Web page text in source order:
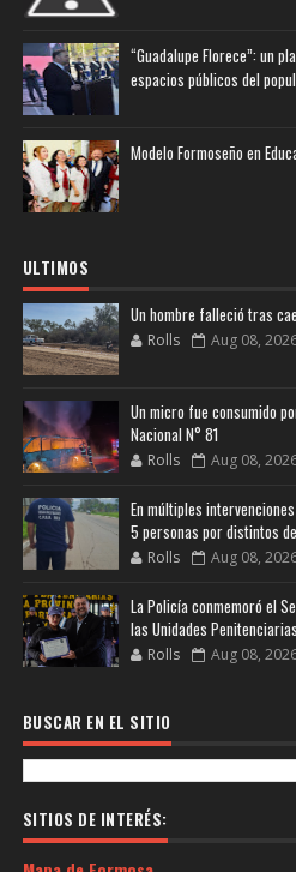
“Guadalupe Florece”: un
espacios públicos del
Modelo Formoseño en
ULTIMOS
Un hombre falleció tras
Rolls Aug 08,
Un micro fue consumido
Nacional N° 81
Rolls Aug 08,
En múltiples
5 personas por distintos
Rolls Aug 08,
La Policía conmemoró el
las Unidades Penitenciarias
Rolls Aug 08,
BUSCAR EN EL SITIO
SITIOS DE INTERÉS: